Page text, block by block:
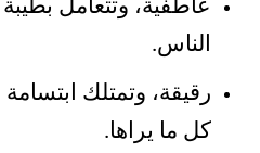
عاطفية، وتتعامل
الناس.
رقيقة، وتمتلك
كل ما يراها.